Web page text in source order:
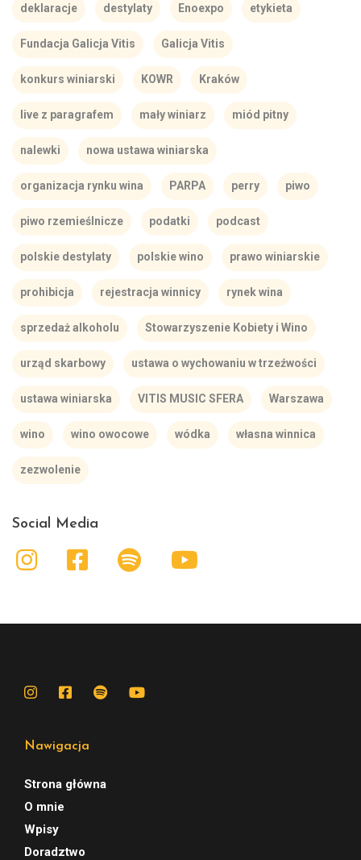
deklaracje destylaty Enoexpo etykieta
Fundacja Galicja Vitis Galicja Vitis
konkurs winiarski KOWR Kraków
live z paragrafem mały winiarz miód pitny
nalewki nowa ustawa winiarska
organizacja rynku wina PARPA perry piwo
piwo rzemieślnicze podatki podcast
polskie destylaty polskie wino prawo winiarskie
prohibicja rejestracja winnicy rynek wina
sprzedaż alkoholu Stowarzyszenie Kobiety i Wino
urząd skarbowy ustawa o wychowaniu w trzeźwości
ustawa winiarska VITIS MUSIC SFERA Warszawa
wino wino owocowe wódka własna winnica
zezwolenie
Social Media
Nawigacja
Strona główna
O mnie
Wpisy
Doradztwo